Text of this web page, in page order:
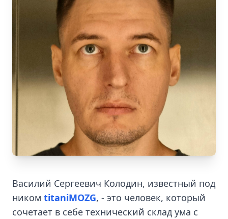
Василий Сергеевич Колодин, известный под
ником titaniMOZG, - это человек, который
сочетает в себе технический склад ума с